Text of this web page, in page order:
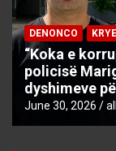
DENONCO
“Koka e
policisë
dyshimeve
June 30, 2026